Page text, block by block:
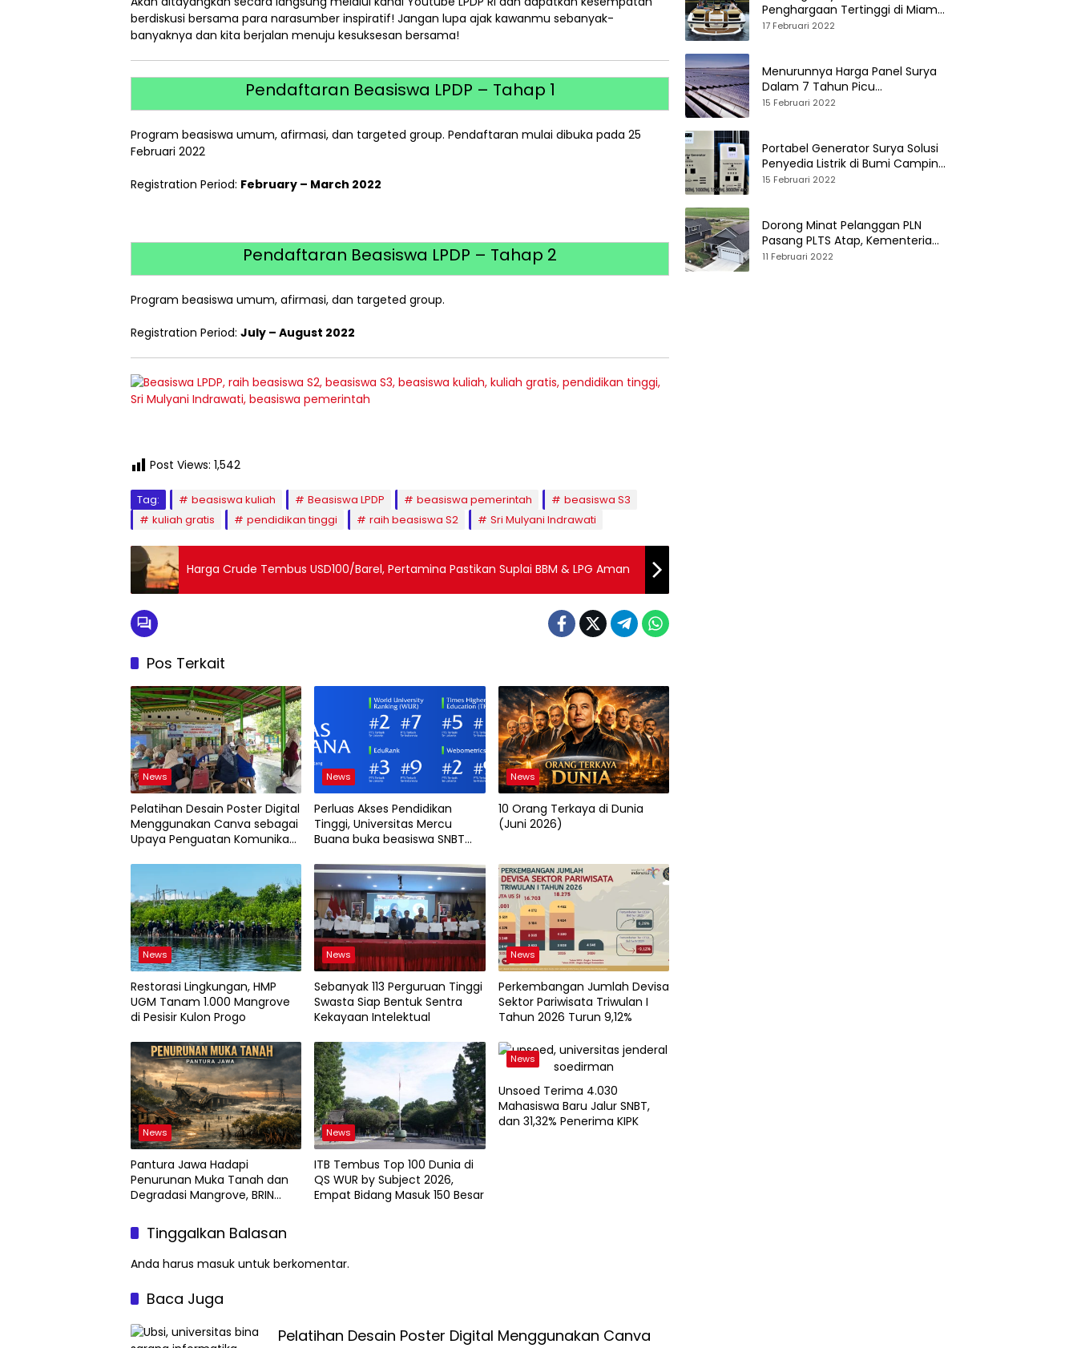
berdiskusi bersama para narasumber inspiratif! Jangan lupa ajak kawanmu sebanyak-
banyaknya dan kita berjalan menuju kesuksesan bersama!
Pendaftaran Beasiswa LPDP – Tahap 1
Program beasiswa umum, afirmasi, dan targeted group. Pendaftaran mulai dibuka pada 25
Februari 2022
Registration Period: February – March 2022
Pendaftaran Beasiswa LPDP – Tahap 2
Program beasiswa umum, afirmasi, dan targeted group.
Registration Period: July – August 2022
Post Views: 1,542
Tag: beasiswa kuliah Beasiswa LPDP beasiswa pemerintah
beasiswa S3
kuliah gratis
pendidikan tinggi raih beasiswa S2 Sri Mulyani Indrawati
Harga Crude Tembus USD100/Barel, Pertamina Pastikan Suplai BBM & LPG Aman
Pos Terkait
News
Pelatihan Desain Poster Digital
Menggunakan Canva sebagai
Upaya Penguatan Komunikasi
Kelurahan Bambu Apus
News
Perluas Akses Pendidikan
Tinggi, Universitas Mercu
Buana buka beasiswa SNBT
News
10 Orang Terkaya di Dunia
(Juni 2026)
News
Restorasi Lingkungan, HMP
UGM Tanam 1.000 Mangrove
di Pesisir Kulon Progo
News
Sebanyak 113 Perguruan Tinggi
Swasta Siap Bentuk Sentra
Kekayaan Intelektual
News
Perkembangan Jumlah Devisa
Sektor Pariwisata Triwulan I
Tahun 2026 Turun 9,12%
News
Pantura Jawa Hadapi
Penurunan Muka Tanah dan
Degradasi Mangrove, BRIN
Geospasial
News
ITB Tembus Top 100 Dunia di
QS WUR by Subject 2026,
Empat Bidang Masuk 150 Besar
News
Unsoed Terima 4.030
Mahasiswa Baru Jalur SNBT,
dan 31,32% Penerima KIPK
Tinggalkan Balasan
Anda harus masuk untuk berkomentar.
Baca Juga
Pelatihan Desain Poster Digital Menggunakan Canva
Penghargaan Tertinggi di Miami
International Boat Show
17 Februari 2022
Menurunnya Harga Panel Surya
Dalam 7 Tahun Picu
Tumbuhnya PLTS Global
15 Februari 2022
Portabel Generator Surya Solusi
Penyedia Listrik di Bumi Camping
dan Perkemahan
15 Februari 2022
Dorong Minat Pelanggan PLN
Pasang PLTS Atap, Kementerian
ESDM Luncurkan Paket Hibah SEF
11 Februari 2022